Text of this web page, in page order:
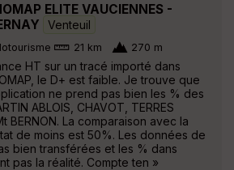
ELITE VAUCIENNES -
Venteuil
21 km 270 m
HT sur un tracé importé dans
le D+ est faible. Je trouve que
ne prend pas bien les % des
ABLOIS, CHAVOT, TERRES
BERNON. La comparaison avec la
de moins est 50%. Les données de
bien transférées et les % dans
pas la réalité. Compte ten »